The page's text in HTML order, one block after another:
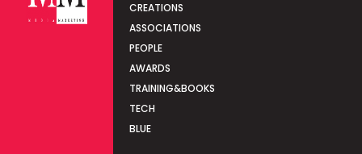
CREATIONS
ASSOCIATIONS
PEOPLE
AWARDS
TRAINING&BOOKS
TECH
BLUE